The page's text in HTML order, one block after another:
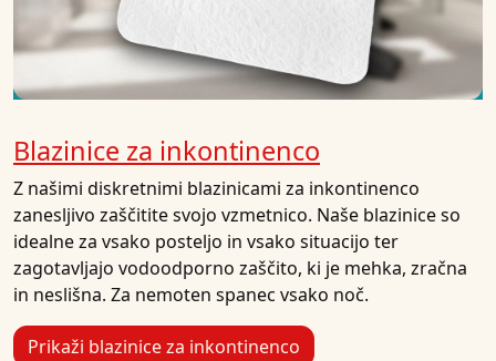
Blazinice za inkontinenco
Z našimi diskretnimi blazinicami za inkontinenco
zanesljivo zaščitite svojo vzmetnico. Naše blazinice so
idealne za vsako posteljo in vsako situacijo ter
zagotavljajo vodoodporno zaščito, ki je mehka, zračna
in neslišna. Za nemoten spanec vsako noč.
Prikaži blazinice za inkontinenco